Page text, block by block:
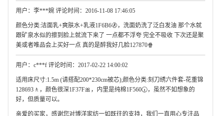
用户：李***婉 评论时间：2016-11-08 17:46:05
颜色分类:洁面乳+爽肤水+乳液1F6B6🚷，洗面奶洗了泛白发油 那个水就
跟矿泉水似的擦到脸上就流下来了 一点都不浮夸 完全不吸收 下次还是聚
美或者唯品会上买好一点 真的是醉我好几脸127870🍿
用户：c***f 评论时间：2017-02-22 14:00:02
适用床尺寸:1.5m (请搭配200*230cm被芯);颜色分类:刻刀绣六件套-花重锦
128693🚶，颜色很深1F37F🎀，内里是纯棉1F560🕡，虽然不如想象的
好，但质量可以。
亲爱的买家，感谢您对博洋家纺一如既往的支持，我们一直用心专注品